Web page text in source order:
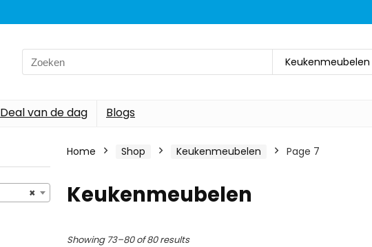
Search
for:
Keukenmeubelen
Deal van de dag Blogs
×
Home Shop Keukenmeubelen Page 7
Keukenmeubelen
Showing 73–80 of 80 results